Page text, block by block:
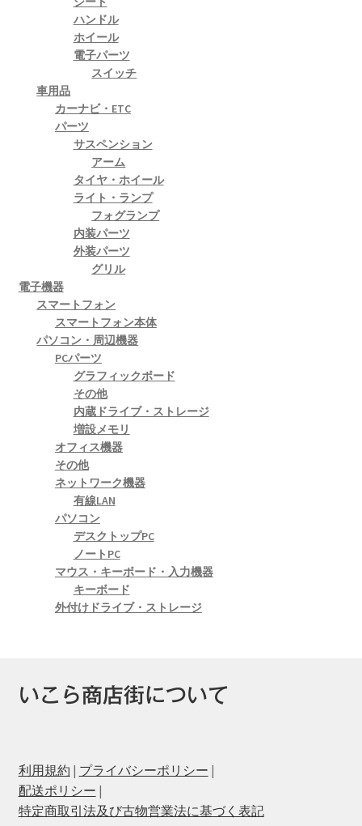
ハンドル
ホイール
電子パーツ
スイッチ
車用品
カーナビ・ETC
パーツ
サスペンション
アーム
タイヤ・ホイール
ライト・ランプ
フォグランプ
内装パーツ
外装パーツ
グリル
電子機器
スマートフォン
スマートフォン本体
パソコン・周辺機器
PCパーツ
グラフィックボード
その他
内蔵ドライブ・ストレージ
増設メモリ
オフィス機器
その他
ネットワーク機器
有線LAN
パソコン
デスクトップPC
ノートPC
マウス・キーボード・入力機器
キーボード
外付けドライブ・ストレージ
いこら商店街について
利用規約 | プライバシーポリシー |
配送ポリシー |
特定商取引法及び古物営業法に基づく表記